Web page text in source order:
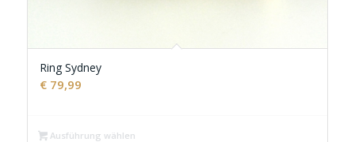
Ring Sydney
€79,99
Ausführung wählen